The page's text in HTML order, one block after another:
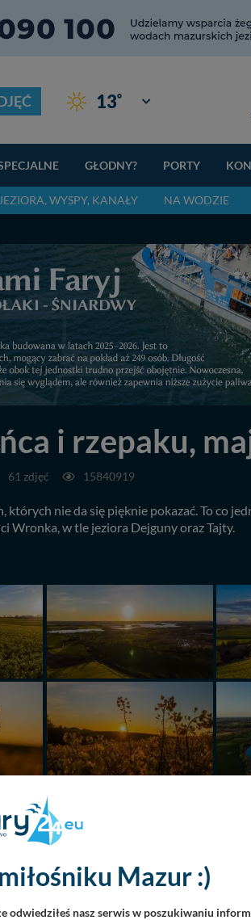
13° Giżycko
GŁODNY? PORTY
JEZIORA, WYSPY, KANAŁY NA WODZIE
i rzepaku,
61 zdjęć 15840919
nie da się pięknie pokazać. To co
Wronka, w tle jeziora Dejguny oraz Tajty.
Mazur :)
odwiedziłeś nasz serwis w poszukiwaniu